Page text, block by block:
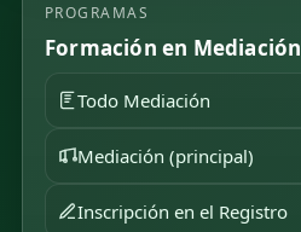
PROGRAMAS
Formación en Mediación
Todo Mediación
Mediación (principal)
Inscripción en el Registro